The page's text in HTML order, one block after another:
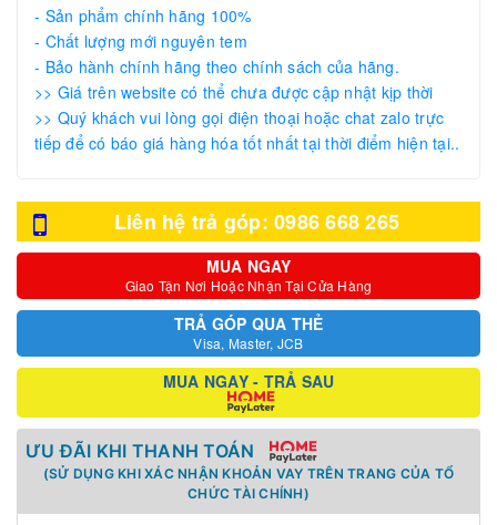
- Sản phẩm chính hãng 100%
- Chất lượng mới nguyên tem
- Bảo hành chính hãng theo chính sách của hãng.
>> Giá trên website có thể chưa được cập nhật kịp thời
>> Quý khách vui lòng gọi điện thoại hoặc chat zalo trực
tiếp để có báo giá hàng hóa tốt nhất tại thời điểm hiện tại..
Liên hệ trả góp: 0986 668 265
MUA NGAY
Giao Tận Nơi Hoặc Nhận Tại Cửa Hàng
TRẢ GÓP QUA THẺ
Visa, Master, JCB
MUA NGAY - TRẢ SAU
ƯU ĐÃI KHI THANH TOÁN
(SỬ DỤNG KHI XÁC NHẬN KHOẢN VAY TRÊN TRANG CỦA TỔ
CHỨC TÀI CHÍNH)